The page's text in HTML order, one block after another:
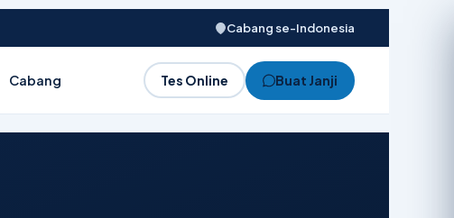
Cabang se-Indonesia
Cabang Tes Online Buat Janji